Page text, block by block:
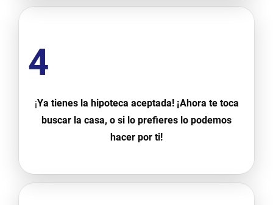
4
¡Ya tienes la hipoteca aceptada! ¡Ahora te toca
buscar la casa, o si lo prefieres lo podemos
hacer por ti!